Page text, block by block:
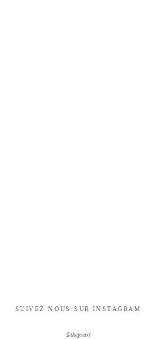
SUIVEZ NOUS SUR INSTAGRAM
@thepxart